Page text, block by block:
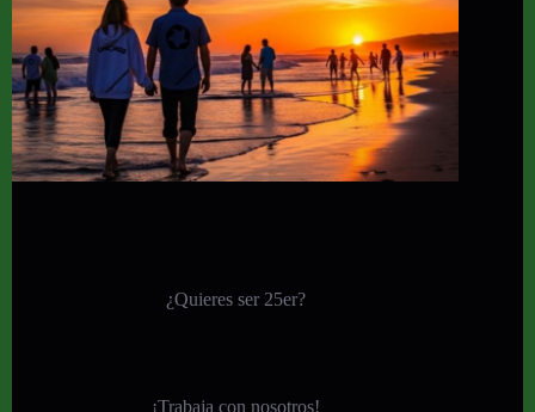
¿Quieres ser 25er?
¡Trabaja con nosotros!